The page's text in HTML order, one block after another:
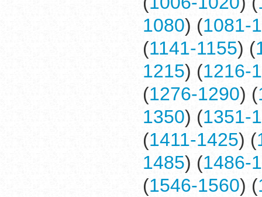
1080) (1081-
(1141-1155) (
1215) (1216-
(1276-1290) (
1350) (1351-
(1411-1425) (
1485) (1486-
(1546-1560) (